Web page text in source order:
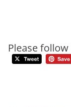
Please